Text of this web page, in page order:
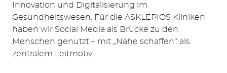
Innovation und Digitalisierung im
Gesundheitswesen. Für die ASKLEPIOS Kliniken
haben wir Social Media als Brücke zu den
Menschen genutzt – mit „Nähe schaffen“ als
zentralem Leitmotiv.